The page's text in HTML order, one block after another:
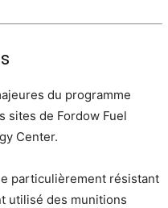
du programme
sites de Fordow Fuel
Center.
particulièrement résistant
utilisé des munitions